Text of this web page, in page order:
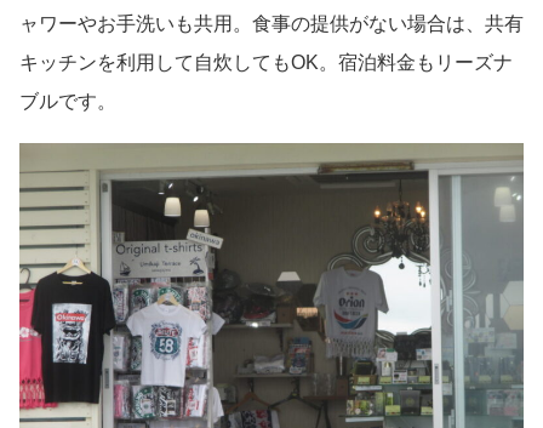
ャワーやお手洗いも共用。食事の提供がない場合は、共有
キッチンを利用して自炊してもOK。宿泊料金もリーズナ
ブルです。